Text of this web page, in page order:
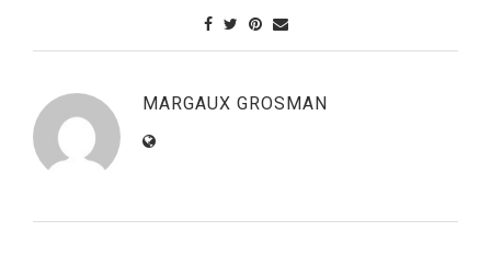
MARGAUX GROSMAN